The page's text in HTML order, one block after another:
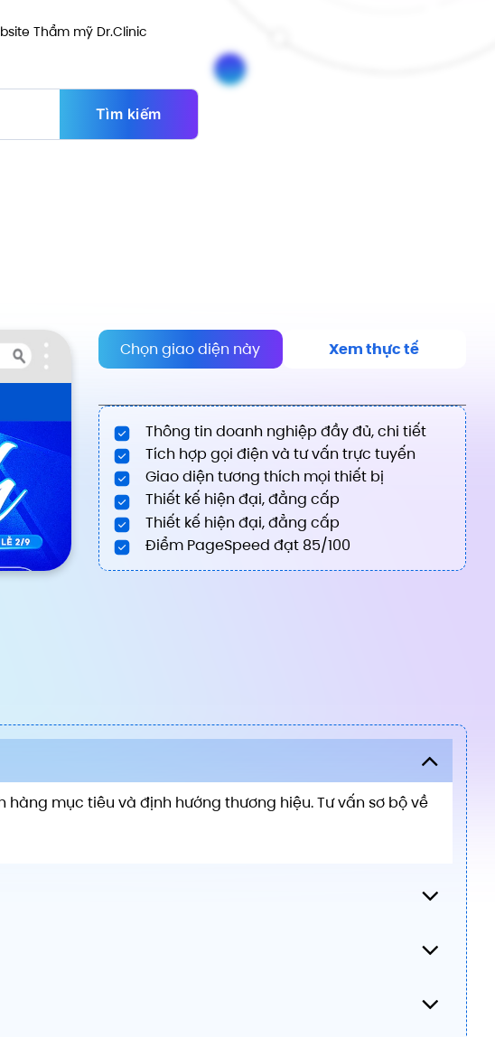
Thẩm mỹ Dr.Clinic
Tìm kiếm
Chọn giao diện này Xem thực tế
Thông tin doanh nghiệp đầy đủ, chi tiết
Tích hợp gọi điện và tư vấn trực tuyến
Giao diện tương thích mọi thiết bị
Thiết kế hiện đại, đẳng cấp
Thiết kế hiện đại, đẳng cấp
Điểm PageSpeed đạt 85/100
mục tiêu và định hướng thương hiệu. Tư vấn sơ bộ về